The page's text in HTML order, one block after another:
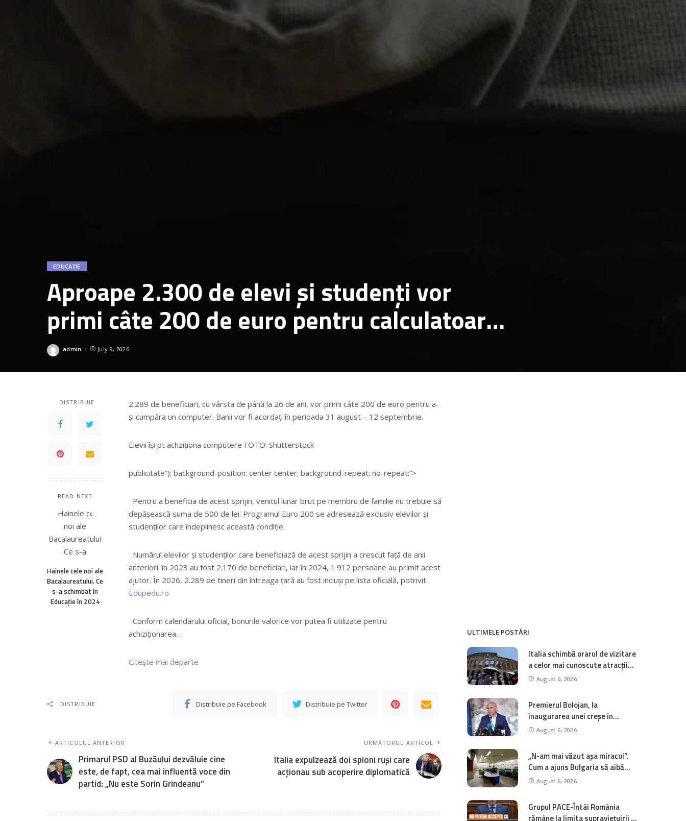
EDUCAȚIE
Aproape 2.300 de elevi și studenți vor
primi câte 200 de euro pentru calculatoare.
Lista beneficiarilor a fost publicată în
Monitorul Oficial
Posted
admin July 9, 2026
DISTRIBUIE
READ NEXT
Hainele cele noi ale
Bacalaureatului. Ce
s-a schimbat în
Educație în 2024
2.289 de beneficiari, cu vârsta de până la 26 de ani, vor primi câte 200 de euro pentru a-
și cumpăra un computer. Banii vor fi acordați în perioada 31 august – 12 septembrie.
Elevii își pt achziționa computere FOTO: Shutterstock
publicitate“); background-position: center center; background-repeat: no-repeat;”>
Pentru a beneficia de acest sprijin, venitul lunar brut pe membru de familie nu trebuie să
depășească suma de 500 de lei. Programul Euro 200 se adresează exclusiv elevilor și
studenților care îndeplinesc această condiție.
Numărul elevilor și studenților care beneficiază de acest sprijin a crescut față de anii
anteriori: în 2023 au fost 2.170 de beneficiari, iar în 2024, 1.912 persoane au primit acest
ajutor. În 2026, 2.289 de tineri din întreaga țară au fost incluși pe lista oficială, potrivit
Edupedu.ro.
Conform calendarului oficial, bonurile valorice vor putea fi utilizate pentru
achiziționarea…
Citeşte mai departe
DISTRIBUIE Distribuie pe Facebook Distribuie pe Twitter
ARTICOLUL ANTERIOR
Primarul PSD al Buzăului dezvăluie cine
este, de fapt, cea mai influentă voce din
partid: „Nu este Sorin Grindeanu”
URMĂTORUL ARTICOL
Italia expulzează doi spioni ruși care
acționau sub acoperire diplomatică
ULTIMELE POSTĂRI
Italia schimbă orarul de vizitare
a celor mai cunoscute atracții
ale sale. Ce trebuie să știe
August 6, 2026
Premierul Bolojan, la
inaugurarea unei creșe în
Sectorul 6: „Familiile tinere, în
o nevoie suplimentară de locuri
în creșe”
August 6, 2026
„N-am mai văzut așa miracol”.
Cum a ajuns Bulgaria să aibă
exporturi de energie electrică
funcționării reduse a centralelor
nucleare pe Dunăre
August 6, 2026
Grupul PACE-Întâi România
rămâne la limita supraviețuirii în